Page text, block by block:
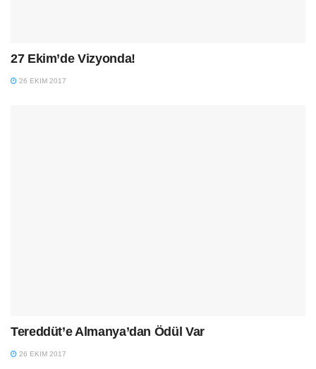
27 Ekim’de Vizyonda!
26 EKIM 2017
Tereddüt’e Almanya’dan Ödül Var
26 EKIM 2017